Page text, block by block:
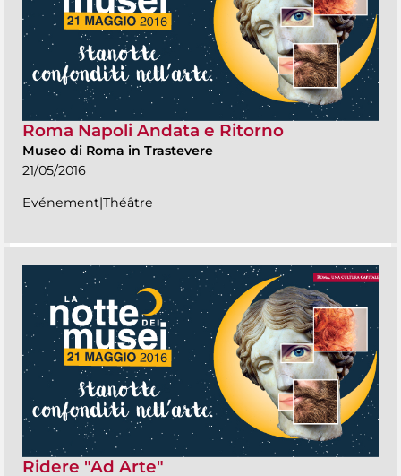
Roma Napoli Andata e Ritorno
Museo di Roma in Trastevere
21/05/2016
Evénement|Théâtre
Ridere "Ad Arte"